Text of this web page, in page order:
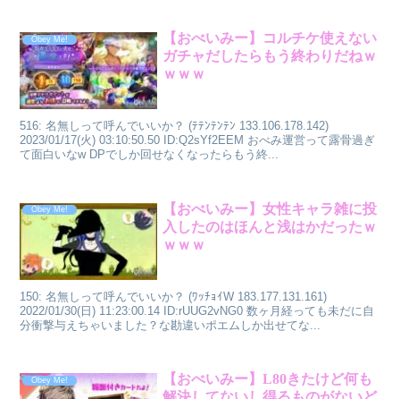
Obey Me!
【おべいみー】コルチケ使えない
ガチャだしたらもう終わりだねｗ
ｗｗｗ
516: 名無しって呼んでいいか？ (ﾃﾃﾝﾃﾝﾃﾝ 133.106.178.142)
2023/01/17(火) 03:10:50.50 ID:Q2sYf2EEM おべみ運営って露骨過ぎ
て面白いなw DPでしか回せなくなったらもう終...
Obey Me!
【おべいみー】女性キャラ雑に投
入したのはほんと浅はかだったｗ
ｗｗｗ
150: 名無しって呼んでいいか？ (ﾜｯﾁｮｲW 183.177.131.161)
2022/01/30(日) 11:23:00.14 ID:rUUG2vNG0 数ヶ月経っても未だに自
分衝撃与えちゃいました？な勘違いポエムしか出せてな...
Obey Me!
【おべいみー】L80きたけど何も